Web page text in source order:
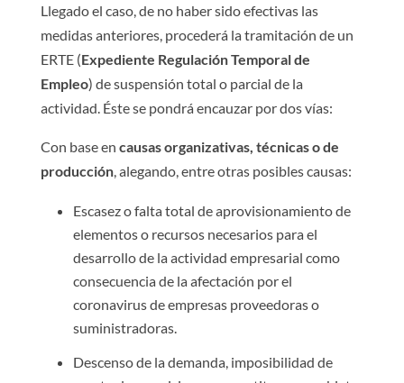
Llegado el caso, de no haber sido efectivas las
medidas anteriores, procederá la tramitación de un
ERTE (Expediente Regulación Temporal de
Empleo) de suspensión total o parcial de la
actividad. Éste se pondrá encauzar por dos vías:
Con base en causas organizativas, técnicas o de
producción, alegando, entre otras posibles causas:
Escasez o falta total de aprovisionamiento de
elementos o recursos necesarios para el
desarrollo de la actividad empresarial como
consecuencia de la afectación por el
coronavirus de empresas proveedoras o
suministradoras.
Descenso de la demanda, imposibilidad de